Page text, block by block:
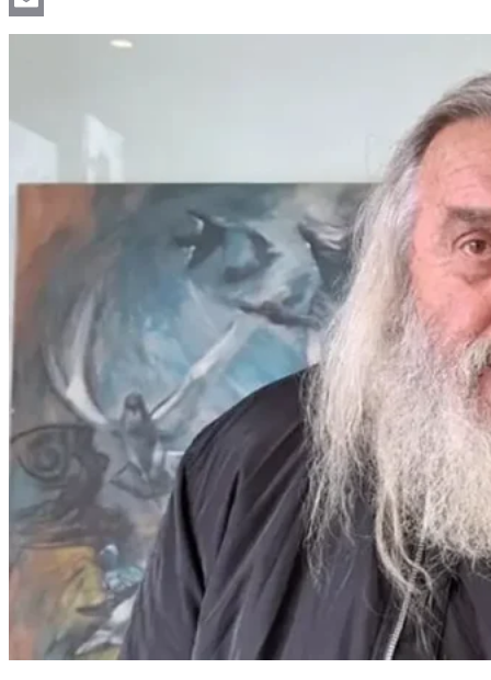
Email